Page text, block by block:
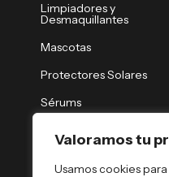
Valoramos tu
Usamos cookies
Limpiadores y
Desmaquillantes
Mascotas
Protectores Solares
Sérums